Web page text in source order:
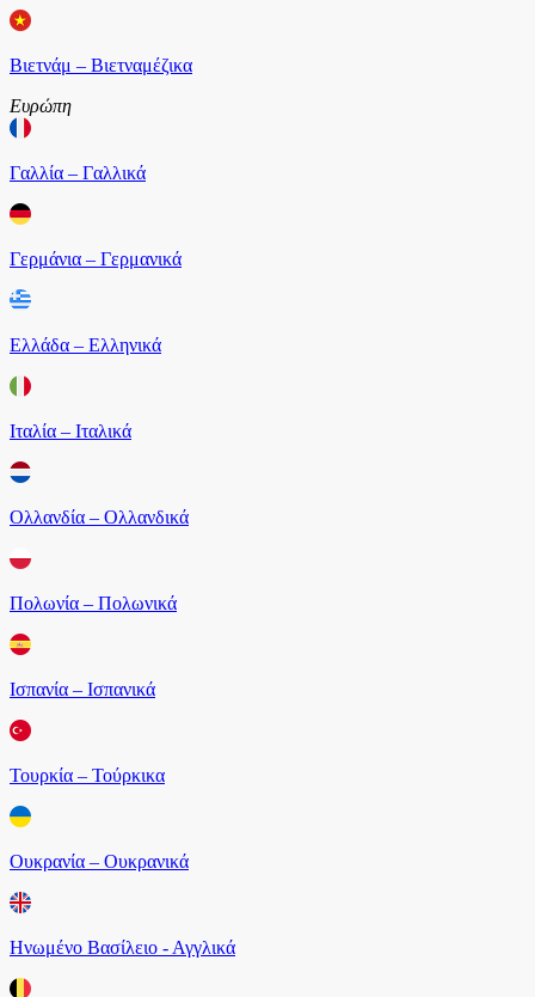
Βιετνάμ – Βιετναμέζικα
Ευρώπη
Γαλλία – Γαλλικά
Γερμάνια – Γερμανικά
Ελλάδα – Ελληνικά
Ιταλία – Ιταλικά
Ολλανδία – Ολλανδικά
Πολωνία – Πολωνικά
Ισπανία – Ισπανικά
Τουρκία – Τούρκικα
Ουκρανία – Ουκρανικά
Ηνωμένο Βασίλειο - Αγγλικά